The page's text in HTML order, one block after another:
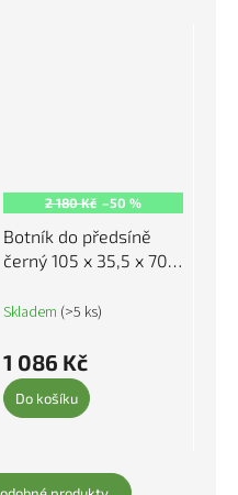
2 180 Kč –50 %
Botník do předsíně
černý 105 x 35,5 x 70
808252
Skladem (>5 ks)
1 086 Kč
Do košíku